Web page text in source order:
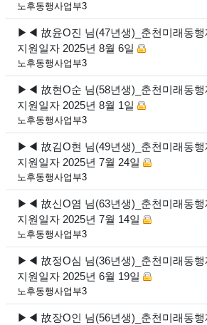
노후동행사업부3
▶◀ 故윤O진 님(47년생)_춘천미래동행
지원일자 2025년 8월 6일
노후동행사업부3
▶◀ 故현O순 님(58년생)_춘천미래동행
지원일자 2025년 8월 1일
노후동행사업부3
▶◀ 故김O현 님(49년생)_춘천미래동행
지원일자 2025년 7월 24일
노후동행사업부3
▶◀ 故신O염 님(63년생)_춘천미래동행
지원일자 2025년 7월 14일
노후동행사업부3
▶◀ 故정O심 님(36년생)_춘천미래동행
지원일자 2025년 6월 19일
노후동행사업부3
▶◀ 故장O인 님(56년생)_춘천미래동행